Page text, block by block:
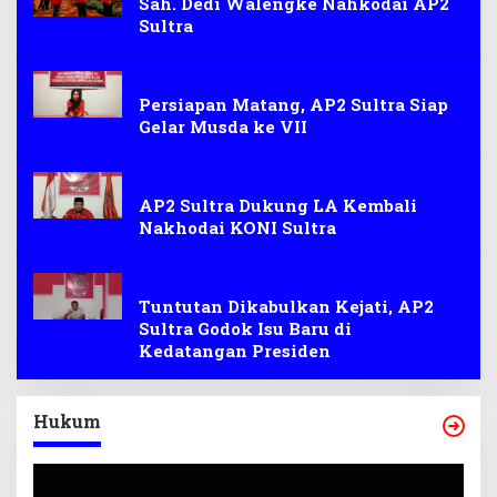
Sultra
Persiapan Matang, AP2 Sultra Siap
Gelar Musda ke VII
AP2 Sultra Dukung LA Kembali
Nakhodai KONI Sultra
Tuntutan Dikabulkan Kejati, AP2
Sultra Godok Isu Baru di
Kedatangan Presiden
Hukum